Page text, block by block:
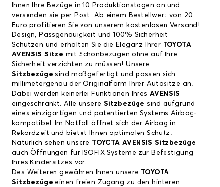
Ihnen Ihre Bezüge in 10 Produktionstagen an und
versenden sie per Post. Ab einem Bestellwert von 20
Euro profitieren Sie von unserem kostenlosen Versand!
Design, Passgenauigkeit und 100% Sicherheit
Schützen und erhalten Sie die Eleganz Ihrer TOYOTA
AVENSIS Sitze mit Schonbezügen ohne auf Ihre
Sicherheit verzichten zu müssen! Unsere
Sitzbezüge sind maßgefertigt und passen sich
millimetergenau der Originalform Ihrer Autositze an.
Dabei werden keinerlei Funktionen Ihres AVENSIS
eingeschränkt. Alle unsere Sitzbezüge sind aufgrund
eines einzigartigen und patentierten Systems Airbag-
kompatibel. Im Notfall öffnet sich der Airbag in
Rekordzeit und bietet Ihnen optimalen Schutz.
Natürlich sehen unsere TOYOTA AVENSIS Sitzbezüge
auch Öffnungen für ISOFIX Systeme zur Befestigung
Ihres Kindersitzes vor.
Des Weiteren gewähren Ihnen unsere TOYOTA
Sitzbezüge einen freien Zugang zu den hinteren